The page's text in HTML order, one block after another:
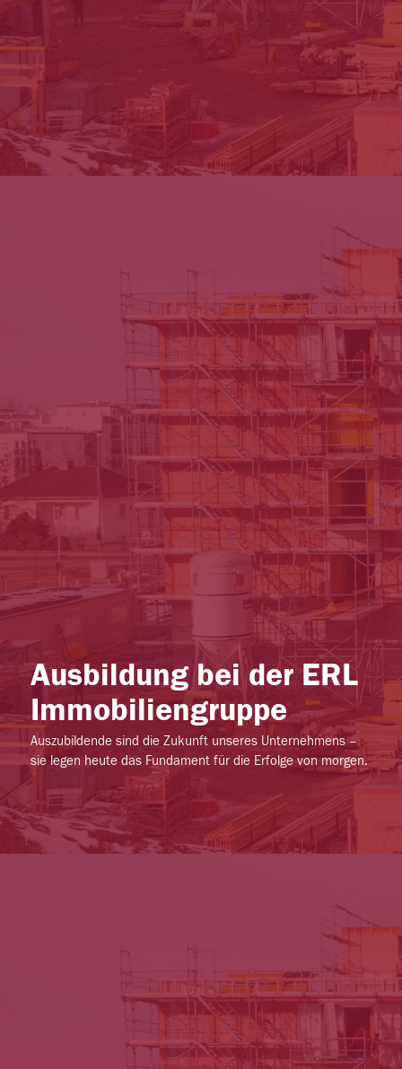
Ausbildung bei der ERL
Immobiliengruppe
Auszubildende sind die Zukunft unseres Unternehmens –
sie legen heute das Fundament für die Erfolge von morgen.